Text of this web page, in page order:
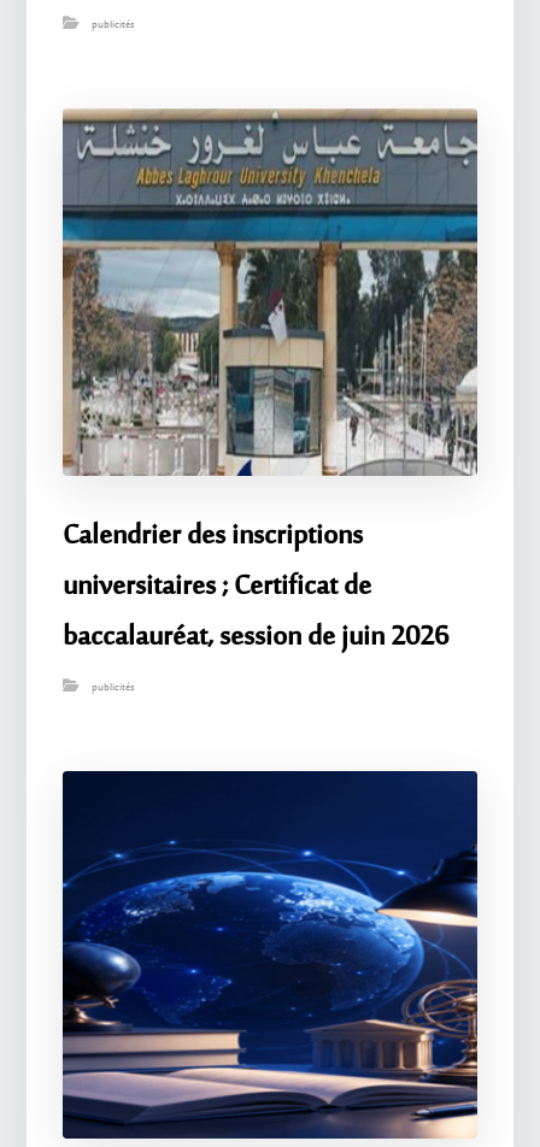
publicités
Calendrier des inscriptions
universitaires ; Certificat de
baccalauréat, session de juin 2026
publicités